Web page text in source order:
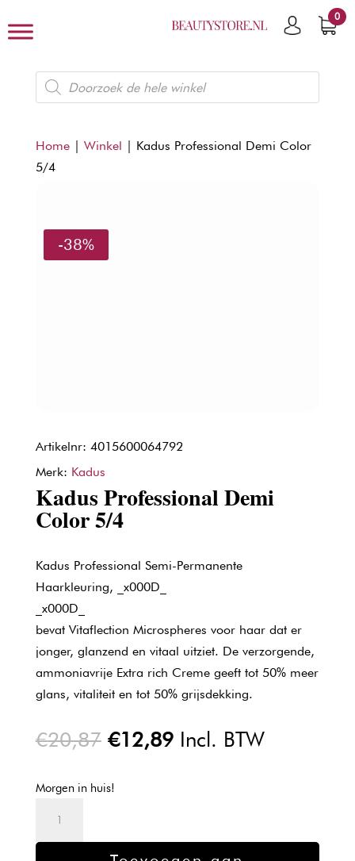
0
Producten
zoeken
Home| Winkel | Kadus Professional Demi Color
5/4
-38%
Artikelnr: 4015600064792
Merk: Kadus
Kadus Professional Demi
Color 5/4
Kadus Professional Semi-Permanente
Haarkleuring, _x000D_
_x000D_
bevat Vitaflection Microspheres voor haar dat er
jonger, glanzend en vitaal uitziet. De verzorgende,
ammoniavrije Extra rich Creme geeft tot 50% meer
glans, vitaliteit en tot 50% grijsdekking.
€20,87 Oorspronkelijke
was:
€12,89Huidige
Incl. BTW
Morgen in huis!